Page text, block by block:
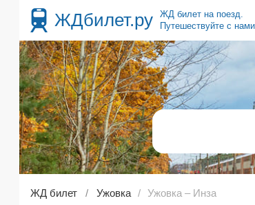
ЖДбилет.ру
ЖД билет на поезд.
Путешествуйте с
ЖД билет Ужовка Ужовка – Инза